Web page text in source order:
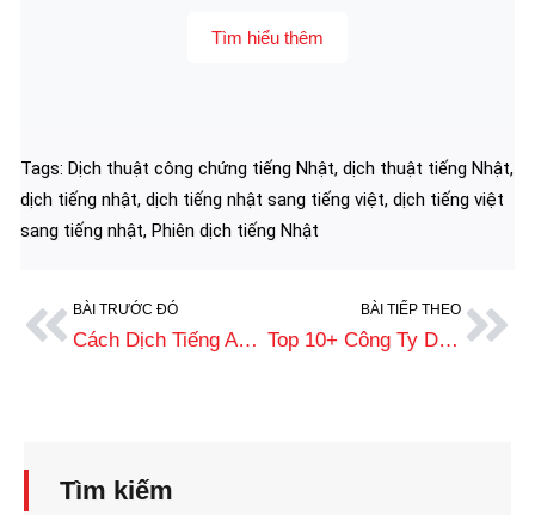
Tìm hiểu thêm
Tags: Dịch thuật công chứng tiếng Nhật, dịch thuật tiếng Nhật,
dịch tiếng nhật, dịch tiếng nhật sang tiếng việt, dịch tiếng việt
sang tiếng nhật, Phiên dịch tiếng Nhật
BÀI TRƯỚC ĐÓ
Cách Dịch Tiếng Anh Sang Tiếng Nhật Online Nhanh, Miễn Phí
BÀI TIẾP THEO
Top 10+ Công Ty Dịch Thuật Tiếng Nhật Uy Tín, Phí Tốt Nhất
Tìm kiếm